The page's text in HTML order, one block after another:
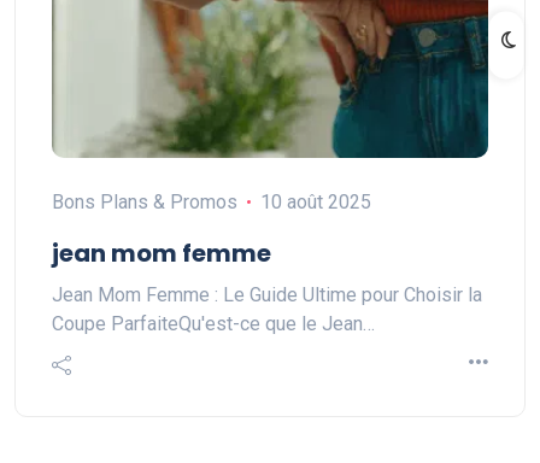
Bons Plans & Promos 10 août 2025
jean mom femme
Jean Mom Femme : Le Guide Ultime pour Choisir la
Coupe ParfaiteQu'est-ce que le Jean…